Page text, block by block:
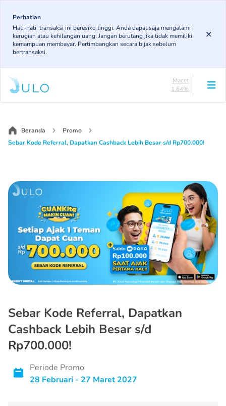
main
content
Perhatian
Hati-hati, transaksi ini beresiko tinggi. Anda dapat saja mengalami
kerugian atau kehilangan uang. Jangan berutang jika tidak memiliki
kemampuan membayar. Pertimbangkan secara bijak sebelum
bertransaksi.
4.92%
KL
4.89%
Macet
1.64%
KL
Macet
1.64%
Beranda
Promo
Sebar Kode Referral, Dapatkan Cashback Lebih Besar s/d Rp700.000!
Sebar Kode Referral, Dapatkan
Cashback Lebih Besar s/d
Rp700.000!
Periode Promo
28 Februari - 27 Maret 2027